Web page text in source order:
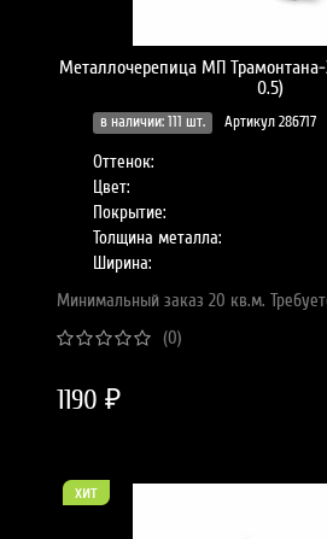
Металлочерепица МП Трамонтана-
0.5)
в наличии: 111 шт. Артикул 286717
Оттенок:
Цвет:
Покрытие:
Толщина металла:
Ширина:
Минимальный заказ 20 кв.м.
(0)
1190 ₽
хит